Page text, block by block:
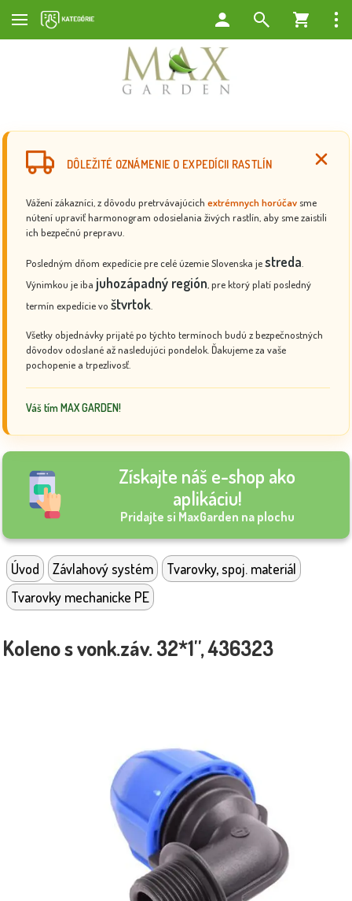
DÔLEŽITÉ OZNÁMENIE O EXPEDÍCII RASTLÍN
Vážení zákazníci, z dôvodu pretrvávajúcich extrémnych horúčav sme
nútení upraviť harmonogram odosielania živých rastlín, aby sme zaistili
ich bezpečnú prepravu.
Posledným dňom expedície pre celé územie Slovenska jestreda
Výnimkou je iba juhozápadný región , pre ktorý platí posledný
termín expedície vo štvrtok
Všetky objednávky prijaté po týchto termínoch budú z bezpečnostných
dôvodov odoslané až nasledujúci pondelok. Ďakujeme za vaše
pochopenie a trpezlivosť.
Váš tím MAX GARDEN!
Získajte náš e-shop ako
aplikáciu!
Pridajte si MaxGarden na plochu
Úvod Závlahový systém
Tvarovky, spoj. materiál
Tvarovky mechanicke PE
Koleno s vonk.záv. 32*1'', 436323